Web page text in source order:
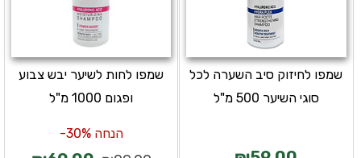
שמפו לחות לשיער יבש צבוע
ופגום 1000 מ"ל
הנחה 30%-
שמפו לחיזוק סיב השערה לכל
סוגי השיער 500 מ"ל